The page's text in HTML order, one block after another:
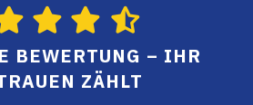
BEWERTUNG – IHR
ZÄHLT